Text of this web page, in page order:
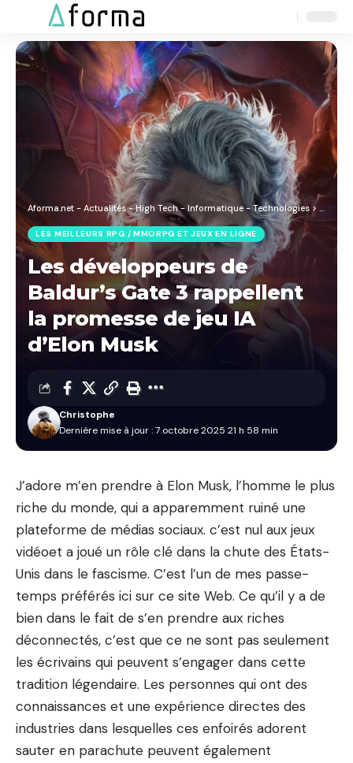
Aforma.net - Actualités - High Tech - Informatique - Technologies > Blog
LES MEILLEURS RPG / MMORPG ET JEUX EN LIGNE
Les développeurs de
Baldur’s Gate 3 rappellent
la promesse de jeu IA
d’Elon Musk
Dernière mise à jour : 7 octobre 2025 21 h 58 min
Christophe
J’adore m’en prendre à Elon Musk, l’homme le plus
riche du monde, qui a apparemment ruiné une
plateforme de médias sociaux. c’est nul aux jeux
vidéoet a joué un rôle clé dans la chute des États-
Unis dans le fascisme. C’est l’un de mes passe-
temps préférés ici sur ce site Web. Ce qu’il y a de
bien dans le fait de s’en prendre aux riches
déconnectés, c’est que ce ne sont pas seulement
les écrivains qui peuvent s’engager dans cette
tradition légendaire. Les personnes qui ont des
connaissances et une expérience directes des
industries dans lesquelles ces enfoirés adorent
sauter en parachute peuvent également